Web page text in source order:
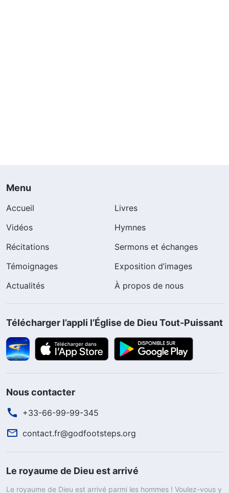
Menu
Accueil
Livres
Vidéos
Hymnes
Récitations
Sermons et échanges
Témoignages
Exposition d’images
Actualités
À propos de nous
Télécharger l’appli l’Église de Dieu Tout-Puissant
Nous contacter
+33-66-99-99-345
contact.fr@godfootsteps.org
Le royaume de Dieu est arrivé
Le royaume de Dieu est arrivé parmi les hommes ! Voulez-vous y